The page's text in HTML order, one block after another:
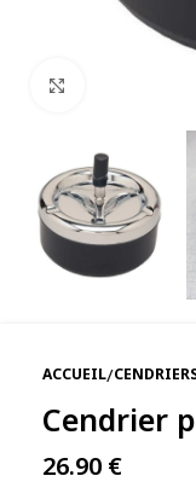
ACCUEIL/
Cendrier
26.90 €